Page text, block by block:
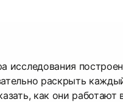
исследования
раскрыть
как они работают